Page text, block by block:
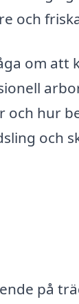
och
om att
hur
och
på